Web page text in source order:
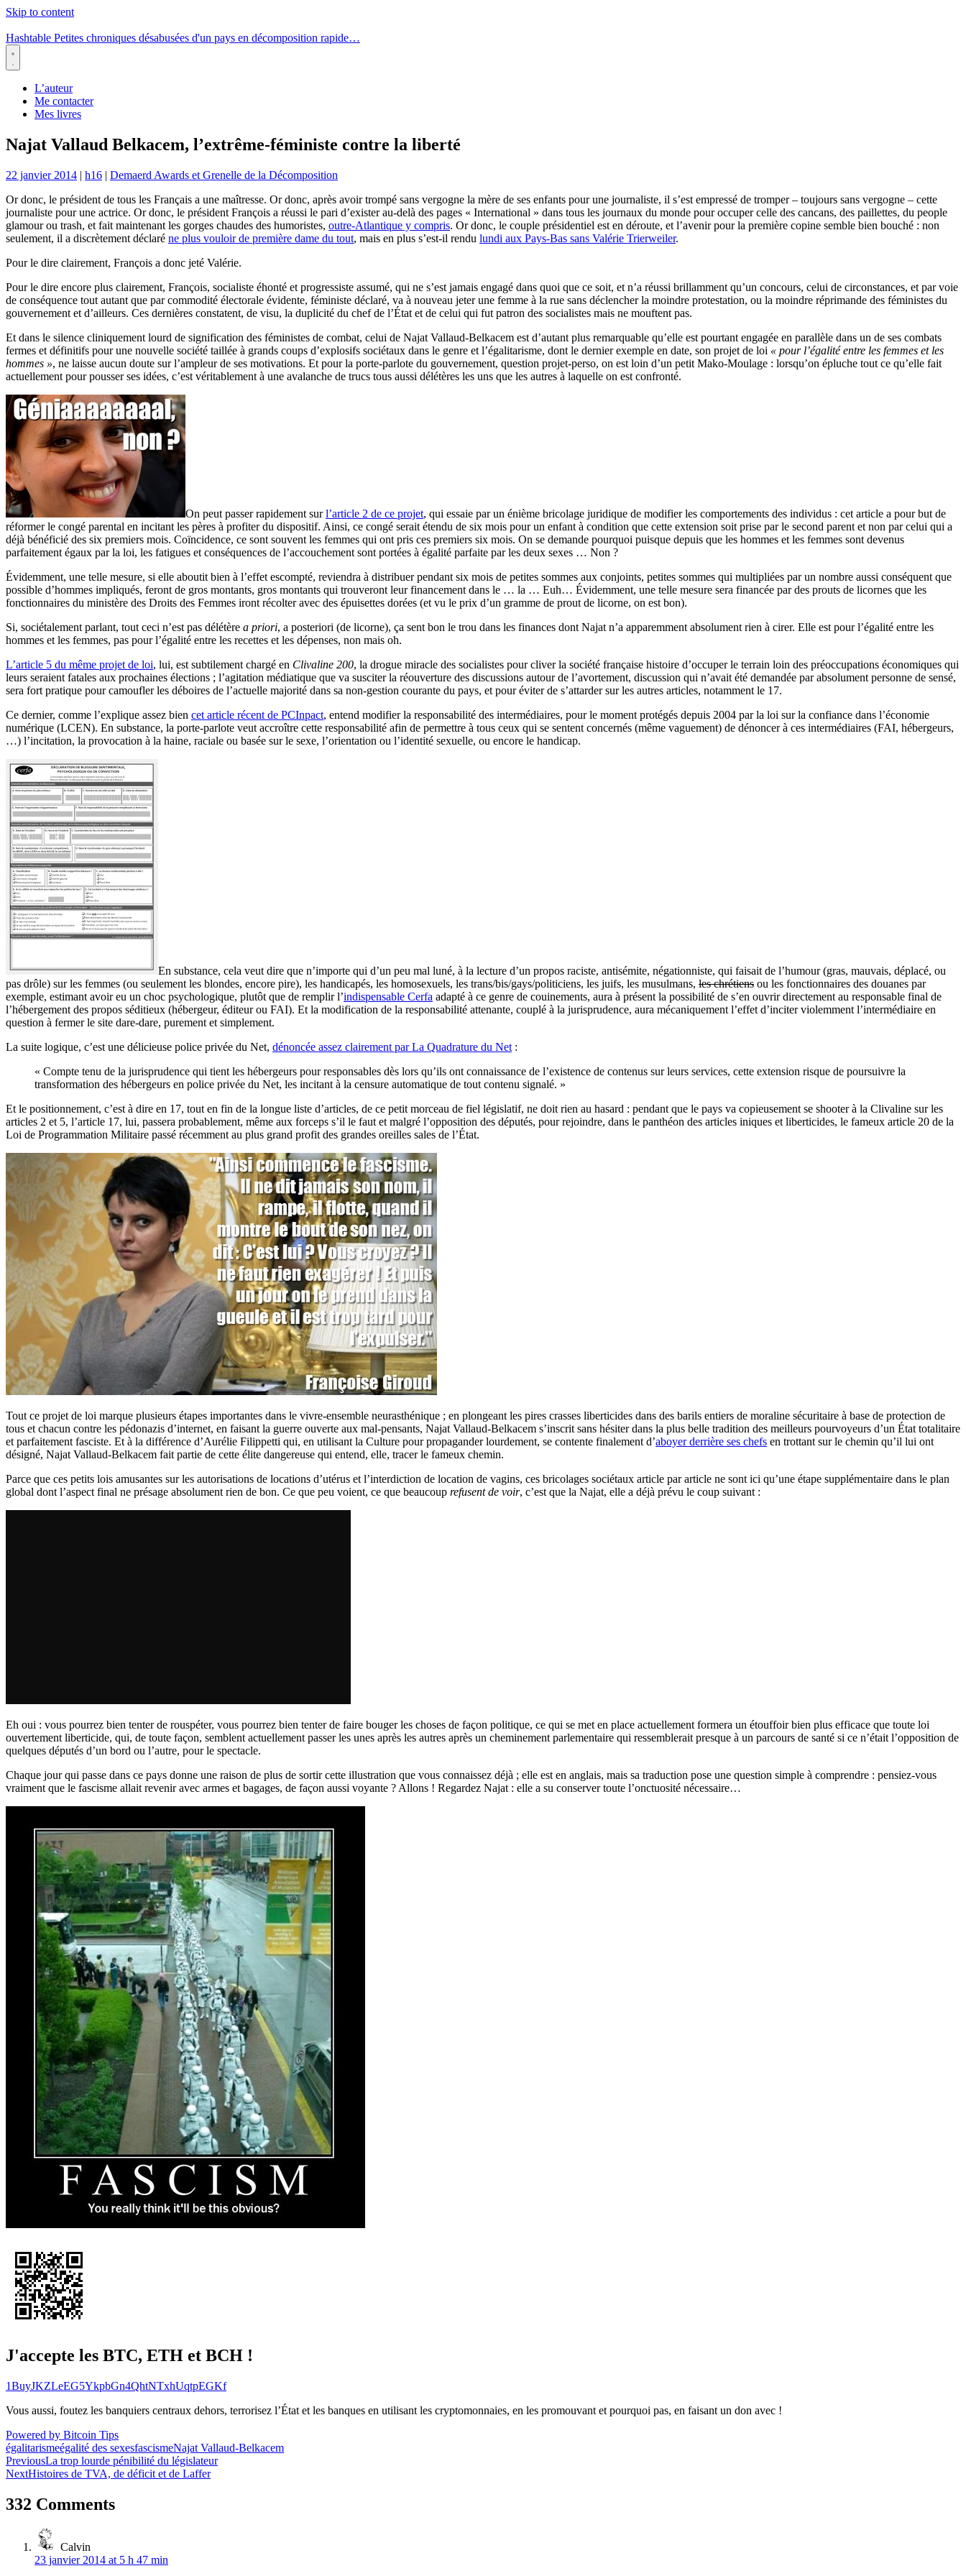
Skip to content
Hashtable Petites chroniques désabusées d'un pays en décomposition rapide…
Menu
L’auteur
Me contacter
Mes livres
Najat Vallaud Belkacem, l’extrême-féministe contre la liberté
22 janvier 2014 | h16 | Demaerd Awards et Grenelle de la Décomposition
Or donc, le président de tous les Français a une maîtresse. Or donc, après avoir trompé sans vergogne la mère de ses enfants pour une journaliste, il s’est empressé de tromper – toujours sans vergogne – cette
journaliste pour une actrice. Or donc, le président François a réussi le pari d’exister au-delà des pages « International » dans tous les journaux du monde pour occuper celle des cancans, des paillettes, du people
glamour ou trash, et fait maintenant les gorges chaudes des humoristes, outre-Atlantique y compris. Or donc, le couple présidentiel est en déroute, et l’avenir pour la première copine semble bien bouché : non
seulement, il a discrètement déclaré ne plus vouloir de première dame du tout, mais en plus s’est-il rendu lundi aux Pays-Bas sans Valérie Trierweiler.
Pour le dire clairement, François a donc jeté Valérie.
Pour le dire encore plus clairement, François, socialiste éhonté et progressiste assumé, qui ne s’est jamais engagé dans quoi que ce soit, et n’a réussi brillamment qu’un concours, celui de circonstances, et par voie
de conséquence tout autant que par commodité électorale évidente, féministe déclaré, va à nouveau jeter une femme à la rue sans déclencher la moindre protestation, ou la moindre réprimande des féministes du
gouvernement et d’ailleurs. Ces dernières constatent, de visu, la duplicité du chef de l’État et de celui qui fut patron des socialistes mais ne mouftent pas.
Et dans le silence cliniquement lourd de signification des féministes de combat, celui de Najat Vallaud-Belkacem est d’autant plus remarquable qu’elle est pourtant engagée en parallèle dans un de ses combats
fermes et définitifs pour une nouvelle société taillée à grands coups d’explosifs sociétaux dans le genre et l’égalitarisme, dont le dernier exemple en date, son projet de loi « pour l’égalité entre les femmes et les
hommes », ne laisse aucun doute sur l’ampleur de ses motivations. Et pour la porte-parlote du gouvernement, question projet-perso, on est loin d’un petit Mako-Moulage : lorsqu’on épluche tout ce qu’elle fait
actuellement pour pousser ses idées, c’est véritablement à une avalanche de trucs tous aussi délétères les uns que les autres à laquelle on est confronté.
On peut passer rapidement surl’article 2 de ce projet, qui essaie par un énième bricolage juridique de modifier les comportements des individus : cet article a pour but de
réformer le congé parental en incitant les pères à profiter du dispositif. Ainsi, ce congé serait étendu de six mois pour un enfant à condition que cette extension soit prise par le second parent et non par celui qui a
déjà bénéficié des six premiers mois. Coïncidence, ce sont souvent les femmes qui ont pris ces premiers six mois. On se demande pourquoi puisque depuis que les hommes et les femmes sont devenus
parfaitement égaux par la loi, les fatigues et conséquences de l’accouchement sont portées à égalité parfaite par les deux sexes … Non ?
Évidemment, une telle mesure, si elle aboutit bien à l’effet escompté, reviendra à distribuer pendant six mois de petites sommes aux conjoints, petites sommes qui multipliées par un nombre aussi conséquent que
possible d’hommes impliqués, feront de gros montants, gros montants qui trouveront leur financement dans le … la … Euh… Évidemment, une telle mesure sera financée par des prouts de licornes que les
fonctionnaires du ministère des Droits des Femmes iront récolter avec des épuisettes dorées (et vu le prix d’un gramme de prout de licorne, on est bon).
Si, sociétalement parlant, tout ceci n’est pas délétère a priori, a posteriori (de licorne), ça sent bon le trou dans les finances dont Najat n’a apparemment absolument rien à cirer. Elle est pour l’égalité entre les
hommes et les femmes, pas pour l’égalité entre les recettes et les dépenses, non mais oh.
L’article 5 du même projet de loi, lui, est subtilement chargé en Clivaline 200, la drogue miracle des socialistes pour cliver la société française histoire d’occuper le terrain loin des préoccupations économiques qui
leurs seraient fatales aux prochaines élections ; l’agitation médiatique que va susciter la réouverture des discussions autour de l’avortement, discussion qui n’avait été demandée par absolument personne de sensé,
sera fort pratique pour camoufler les déboires de l’actuelle majorité dans sa non-gestion courante du pays, et pour éviter de s’attarder sur les autres articles, notamment le 17.
Ce dernier, comme l’explique assez bien cet article récent de PCInpact, entend modifier la responsabilité des intermédiaires, pour le moment protégés depuis 2004 par la loi sur la confiance dans l’économie
numérique (LCEN). En substance, la porte-parlote veut accroître cette responsabilité afin de permettre à tous ceux qui se sentent concernés (même vaguement) de dénoncer à ces intermédiaires (FAI, hébergeurs,
…) l’incitation, la provocation à la haine, raciale ou basée sur le sexe, l’orientation ou l’identité sexuelle, ou encore le handicap.
En substance, cela veut dire que n’importe qui d’un peu mal luné, à la lecture d’un propos raciste, antisémite, négationniste, qui faisait de l’humour (gras, mauvais, déplacé, ou
pas drôle) sur les femmes (ou seulement les blondes, encore pire), les handicapés, les homosexuels, les trans/bis/gays/politiciens, les juifs, les musulmans, les chrétiens ou les fonctionnaires des douanes par
exemple, estimant avoir eu un choc psychologique, plutôt que de remplir l’indispensable Cerfa adapté à ce genre de couinements, aura à présent la possibilité de s’en ouvrir directement au responsable final de
l’hébergement des propos séditieux (hébergeur, éditeur ou FAI). Et la modification de la responsabilité attenante, couplé à la jurisprudence, aura mécaniquement l’effet d’inciter violemment l’intermédiaire en
question à fermer le site dare-dare, purement et simplement.
La suite logique, c’est une délicieuse police privée du Net, dénoncée assez clairement par La Quadrature du Net :
« Compte tenu de la jurisprudence qui tient les hébergeurs pour responsables dès lors qu’ils ont connaissance de l’existence de contenus sur leurs services, cette extension risque de poursuivre la
transformation des hébergeurs en police privée du Net, les incitant à la censure automatique de tout contenu signalé. »
Et le positionnement, c’est à dire en 17, tout en fin de la longue liste d’articles, de ce petit morceau de fiel législatif, ne doit rien au hasard : pendant que le pays va copieusement se shooter à la Clivaline sur les
articles 2 et 5, l’article 17, lui, passera probablement, même aux forceps s’il le faut et malgré l’opposition des députés, pour rejoindre, dans le panthéon des articles iniques et liberticides, le fameux article 20 de la
Loi de Programmation Militaire passé récemment au plus grand profit des grandes oreilles sales de l’État.
Tout ce projet de loi marque plusieurs étapes importantes dans le vivre-ensemble neurasthénique ; en plongeant les pires crasses liberticides dans des barils entiers de moraline sécuritaire à base de protection de
tous et chacun contre les pédonazis d’internet, en faisant la guerre ouverte aux mal-pensants, Najat Vallaud-Belkacem s’inscrit sans hésiter dans la plus belle tradition des meilleurs pourvoyeurs d’un État totalitaire
et parfaitement fasciste. Et à la différence d’Aurélie Filippetti qui, en utilisant la Culture pour propagander lourdement, se contente finalement d’aboyer derrière ses chefs en trottant sur le chemin qu’il lui ont
désigné, Najat Vallaud-Belkacem fait partie de cette élite dangereuse qui entend, elle, tracer le fameux chemin.
Parce que ces petits lois amusantes sur les autorisations de locations d’utérus et l’interdiction de location de vagins, ces bricolages sociétaux article par article ne sont ici qu’une étape supplémentaire dans le plan
global dont l’aspect final ne présage absolument rien de bon. Ce que peu voient, ce que beaucoup refusent de voir, c’est que la Najat, elle a déjà prévu le coup suivant :
Eh oui : vous pourrez bien tenter de rouspéter, vous pourrez bien tenter de faire bouger les choses de façon politique, ce qui se met en place actuellement formera un étouffoir bien plus efficace que toute loi
ouvertement liberticide, qui, de toute façon, semblent actuellement passer les unes après les autres après un cheminement parlementaire qui ressemblerait presque à un parcours de santé si ce n’était l’opposition de
quelques députés d’un bord ou l’autre, pour le spectacle.
Chaque jour qui passe dans ce pays donne une raison de plus de sortir cette illustration que vous connaissez déjà ; elle est en anglais, mais sa traduction pose une question simple à comprendre : pensiez-vous
vraiment que le fascisme allait revenir avec armes et bagages, de façon aussi voyante ? Allons ! Regardez Najat : elle a su conserver toute l’onctuosité nécessaire…
J'accepte les BTC, ETH et BCH !
1BuyJKZLeEG5YkpbGn4QhtNTxhUqtpEGKf
Vous aussi, foutez les banquiers centraux dehors, terrorisez l’État et les banques en utilisant les cryptomonnaies, en les promouvant et pourquoi pas, en faisant un don avec !
Powered by Bitcoin Tips
égalitarismeégalité des sexesfascismeNajat Vallaud-Belkacem
Navigation
de
l’article
PreviousLa trop lourde pénibilité du législateur
NextHistoires de TVA, de déficit et de Laffer
332 Comments
Calvin
23 janvier 2014 at 5 h 47 min